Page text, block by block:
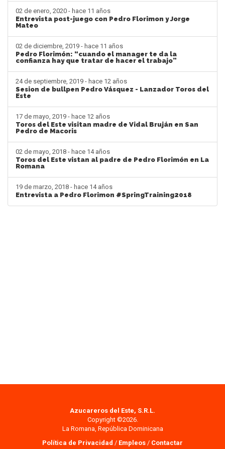
02 de enero, 2020 - hace 11 años
Entrevista post-juego con Pedro Florimon y Jorge
Mateo
02 de diciembre, 2019 - hace 11 años
Pedro Florimón: “cuando el manager te da la
confianza hay que tratar de hacer el trabajo”
24 de septiembre, 2019 - hace 12 años
Sesion de bullpen Pedro Vásquez - Lanzador Toros del
Este
17 de mayo, 2019 - hace 12 años
Toros del Este visitan madre de Vidal Bruján en San
Pedro de Macoris
02 de mayo, 2018 - hace 14 años
Toros del Este vistan al padre de Pedro Florimón en La
Romana
19 de marzo, 2018 - hace 14 años
Entrevista a Pedro Florimon #SpringTraining2018
Azucareros del Este, S.R.L.
Copyright ©2026.
La Romana, República Dominicana
Política de Privacidad / Empleos / Contactar